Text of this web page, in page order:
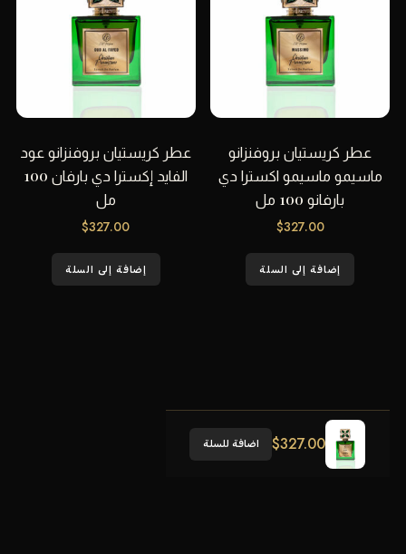
عطر كريستيان بروفنزانو
ماسيمو ماسيمو اكسترا دي
بارفانو 100 مل
$327.00
إضافة إلى السلة
عطر كريستيان بروفنزانو عود
الفايد إكسترا دي بارفان 100
مل
$327.00
إضافة إلى السلة
$327.00 اضافة للسلة